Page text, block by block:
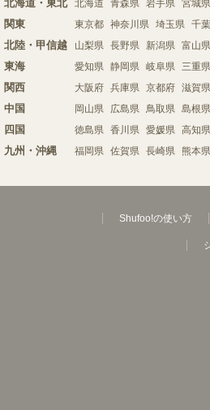
北海道・東北 北海道 青森県 岩手県 宮城県
関東 東京都 神奈川県 埼玉県 千
北陸・甲信越 山梨県 長野県 新潟県 富山県
東海 愛知県 静岡県 岐阜県 三重県
関西 大阪府 兵庫県 京都府 滋賀県
中国 岡山県 広島県 鳥取県 島根県
四国 徳島県 香川県 愛媛県 高知県
九州・沖縄 福岡県 佐賀県 長崎県 熊本県
Shufoo!の使い方